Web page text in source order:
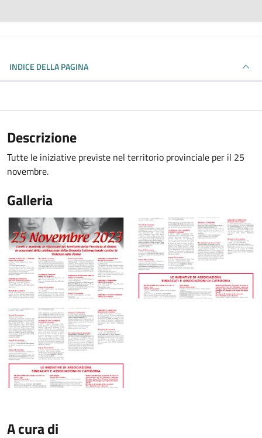
INDICE DELLA PAGINA
Descrizione
Tutte le iniziative previste nel territorio provinciale per il 25
novembre.
Galleria
A cura di